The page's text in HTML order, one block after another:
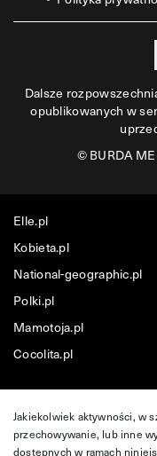
Dalsze
opublikowanych w
©BURDA
Elle.pl
Kobieta.pl
National-geographic.pl
Polki.pl
Mamotoja.pl
Cocolita.pl
Jakiekolwiek aktywności, w
przechowywanie, lub inne
dostępnych w ramach